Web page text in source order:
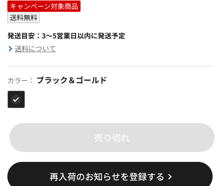
キャンペーン対象商品
送料無料
発送目安：3～5営業日以内に発送予定
送料について
カラー： ブラック＆ゴールド
売り切れ
再入荷のお知らせを登録する